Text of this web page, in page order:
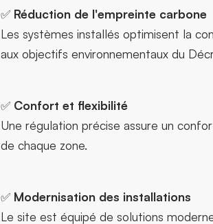
✅ Réduction de l'empreinte carbone
Les systèmes installés optimisent la
aux objectifs environnementaux du
✅ Confort et flexibilité
Une régulation précise assure un
de chaque zone.
✅ Modernisation des installations
Le site est équipé de solutions